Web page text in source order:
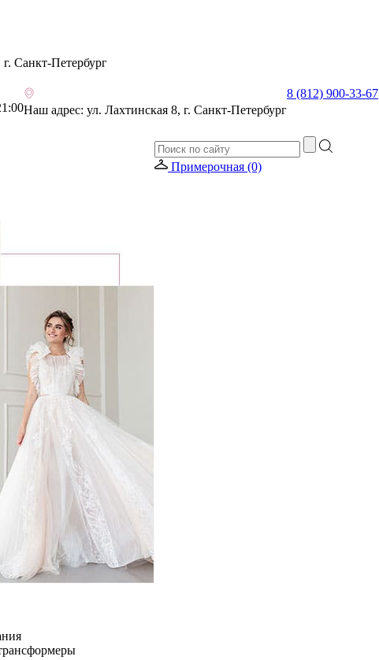
Санкт-Петербург
Наш адрес: ул. Лахтинская 8, г. Санкт-Петербург
8 (812) 900-33-67
Примерочная (0)